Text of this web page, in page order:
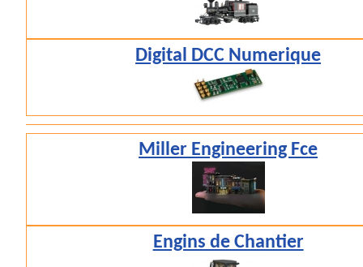
Digital DCC Numerique
Miller Engineering Fce
Engins de Chantier